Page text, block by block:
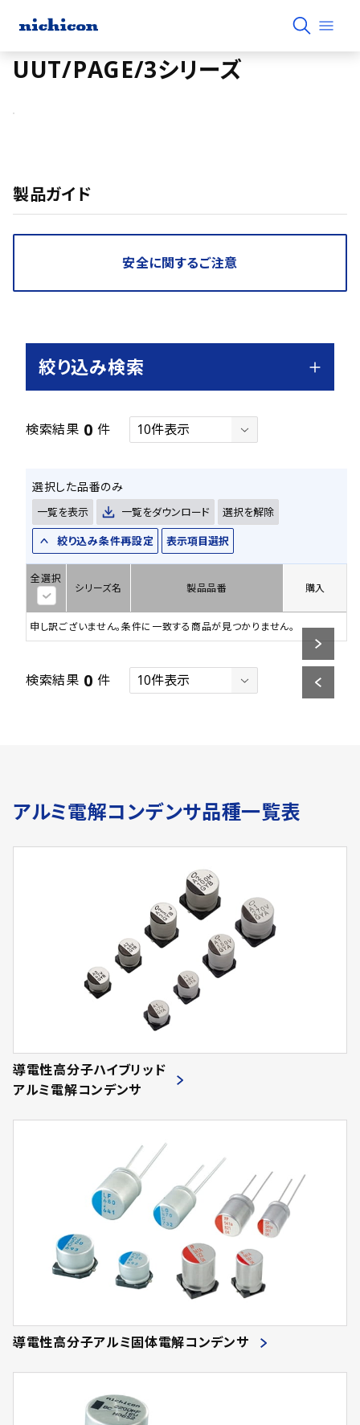
UUT/PAGE/3シリーズ
製品ガイド
安全に関するご注意
絞り込み検索
検索結果 0 件
選択した品番のみ
一覧を表示 一覧をダウンロード
選択を解除
絞り込み条件再設定
表示項目選択
全選択
シリーズ名 製品品番 購入
申し訳ございません。条件に一致する商品が見つかりません。
検索結果 0 件
アルミ電解コンデンサ品種一覧表
導電性高分子ハイブリッド
アルミ電解コンデンサ
導電性高分子アルミ固体電解コンデンサ